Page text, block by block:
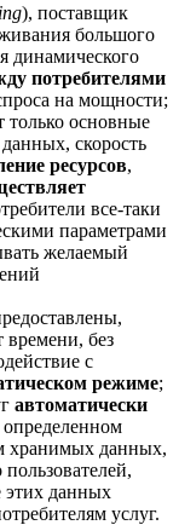
), поставщик
большого
динамического
потребителями
на мощности;
только основные
скорость
ресурсов,
все-таки
параметрами
желаемый
без
с
режиме;
автоматически
хранимых данных,
этих данных
услуг.